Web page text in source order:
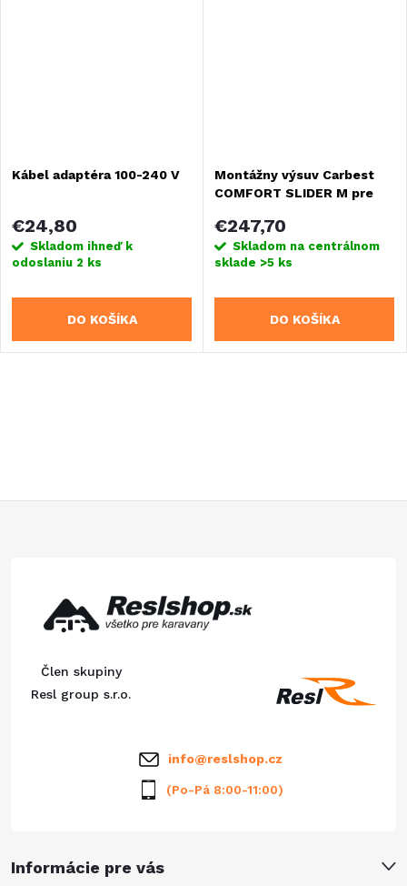
Kábel adaptéra 100-240 V
€24,80
Skladom ihneď k
odoslaniu 2 ks
DO KOŠÍKA
Montážny výsuv Carbest
COMFORT SLIDER M pre
€247,70
Skladom na centrálnom
sklade >5 ks
DO KOŠÍKA
Informácie pre vás
Člen skupiny
Resl group s.r.o.
info@reslshop.cz
(Po-Pá 8:00-11:00)